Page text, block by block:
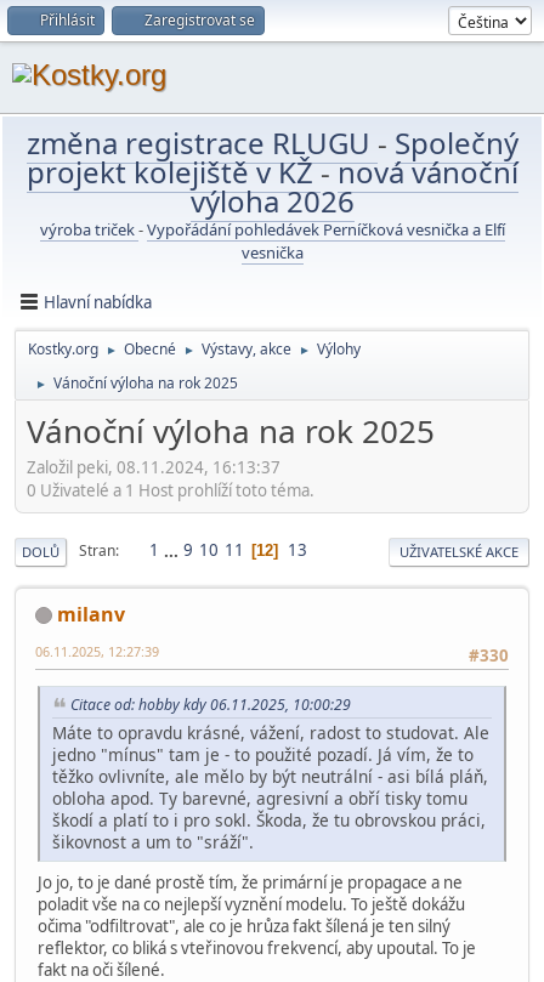
Přihlásit Zaregistrovat se
změna registrace RLUGU - Společný
projekt kolejiště v KŽ-nová vánoční
výloha 2026
výroba triček-Vypořádání pohledávek Perníčková vesnička a Elfí
vesnička
Hlavní nabídka
Kostky.org ► Obecné ► Výstavy, akce ► Výlohy
► Vánoční výloha na rok 2025
Vánoční výloha na rok 2025
Založil peki, 08.11.2024, 16:13:37
0 Uživatelé a 1 Host prohlíží toto téma.
DOLŮ Stran 1 ... 9 10 11 12 13 UŽIVATELSKÉ AKCE
milanv
#330
06.11.2025, 12:27:39
Citace od: hobby kdy 06.11.2025, 10:00:29
Máte to opravdu krásné, vážení, radost to studovat. Ale
jedno "mínus" tam je - to použité pozadí. Já vím, že to
těžko ovlivníte, ale mělo by být neutrální - asi bílá pláň,
obloha apod. Ty barevné, agresivní a obří tisky tomu
škodí a platí to i pro sokl. Škoda, že tu obrovskou práci,
šikovnost a um to "sráží".
Jo jo, to je dané prostě tím, že primární je propagace a ne
poladit vše na co nejlepší vyznění modelu. To ještě dokážu
očima "odfiltrovat", ale co je hrůza fakt šílená je ten silný
reflektor, co bliká s vteřinovou frekvencí, aby upoutal. To je
fakt na oči šílené.